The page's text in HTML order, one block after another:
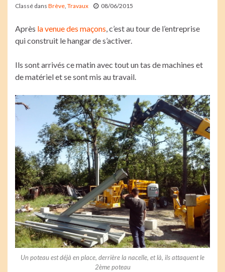
Classé dans Brève, Travaux 08/06/2015
Après la venue des maçons, c’est au tour de l’entreprise
qui construit le hangar de s’activer.
Ils sont arrivés ce matin avec tout un tas de machines et
de matériel et se sont mis au travail.
Un poteau est déjà en place, derrière la nacelle, et là, ils attaquent le
2ème poteau